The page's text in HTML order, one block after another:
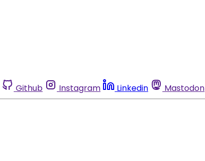
Github Instagram Linkedin Mastodon